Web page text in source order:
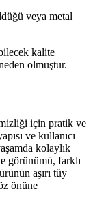
veya metal
kalite
olmuştur.
için pratik ve
ve kullanıcı
kolaylık
görünümü, farklı
aşırı tüy
önüne